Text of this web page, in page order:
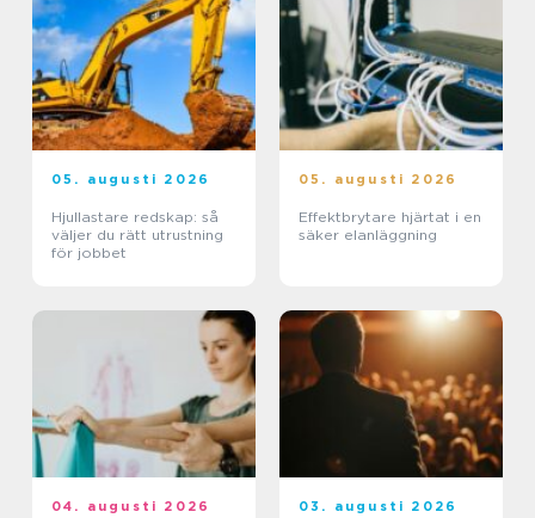
05. augusti 2026
Hjullastare redskap: så
väljer du rätt utrustning
för jobbet
05. augusti 2026
Effektbrytare hjärtat i en
säker elanläggning
04. augusti 2026 03. augusti 2026